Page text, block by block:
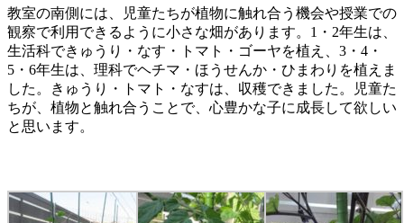
教室の南側には、児童たちが植物に触れ合う機会や授業での
観察で利用できるように小さな畑があります。1・2年生は、
生活科できゅうり・なす・トマト・ゴーヤを植え、3・4・
5・6年生は、理科でヘチマ・ほうせんか・ひまわりを植えま
した。きゅうり・トマト・なすは、収穫できました。児童た
ちが、植物と触れ合うことで、心豊かな子に成長して欲しい
と思います。